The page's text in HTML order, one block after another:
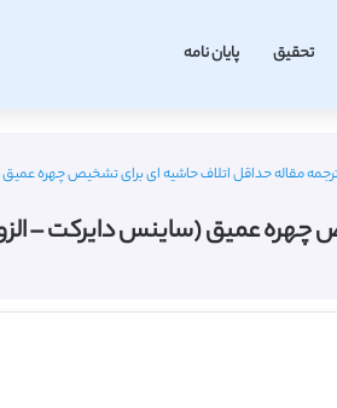
تحقیق پایان نامه
مقاله حداقل اتلاف حاشیه ای برای تشخیص چهره عمیق (ساینس دایرکت –
دایرکت – الزویر 2020) (ترجمه ویژه –